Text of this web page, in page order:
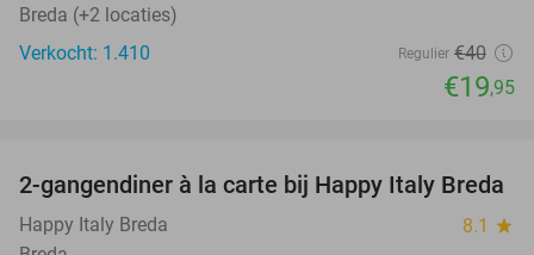
Breda (+2 locaties)
Verkocht: 1.410
Regulier €40
€19,95
35%
2-gangendiner à la carte bij Happy Italy Breda
Happy Italy Breda 8.1 star